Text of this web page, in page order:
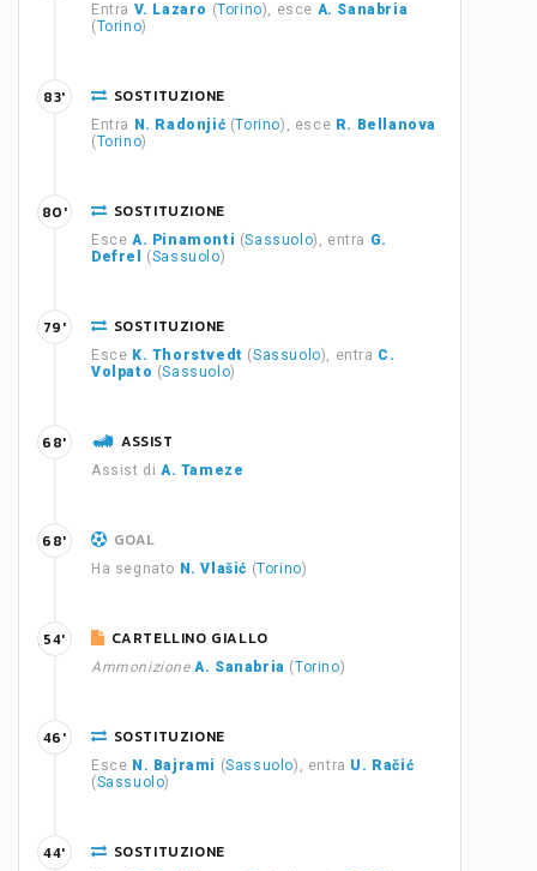
Entra V. Lazaro (Torino), esce A. Sanabria
(Torino)
SOSTITUZIONE
Entra N. Radonjić (Torino), esce R. Bellanova
(Torino)
83'
SOSTITUZIONE
Esce A. Pinamonti (Sassuolo), entra G.
Defrel
(Sassuolo)
80'
SOSTITUZIONE
Esce K. Thorstvedt (Sassuolo), entra C.
Volpato (Sassuolo)
79'
ASSIST
Assist di A. Tameze
68'
GOAL
Ha segnato N. Vlašić (Torino)
68'
CARTELLINO GIALLO
Ammonizione A. Sanabria (Torino)
54'
SOSTITUZIONE
Esce N. Bajrami (Sassuolo), entra U. Račić
(Sassuolo)
46'
SOSTITUZIONE
44'